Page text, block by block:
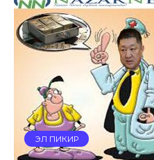
ЭЛ ПИКИР